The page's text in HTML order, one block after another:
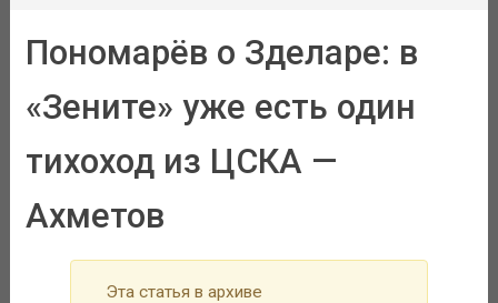
Пономарёв о Зделаре: в
«Зените» уже есть один
тихоход из ЦСКА —
Ахметов
Эта статья в архиве